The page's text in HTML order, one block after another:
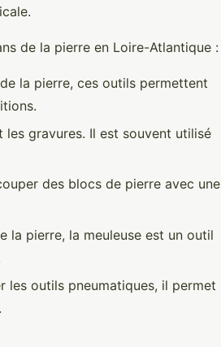
de la pierre en Loire-Atlantique :
la pierre, ces outils permettent
gravures. Il est souvent utilisé
des blocs de pierre avec une
la pierre, la meuleuse est un outil
les outils pneumatiques, il permet